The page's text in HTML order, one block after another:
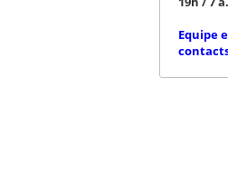
Equipe